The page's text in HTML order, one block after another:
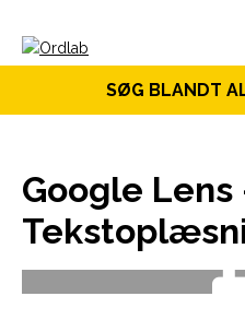
SØG BLANDT
Google Lens